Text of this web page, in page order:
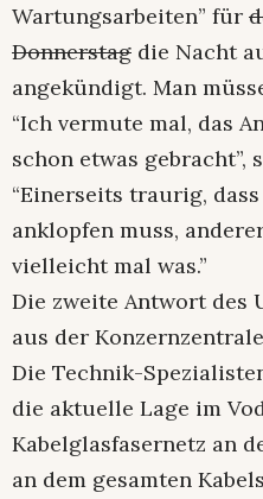
Wartungsarbeiten” für
Donnerstag die Nacht
angekündigt. Man
“Ich vermute mal, das
schon etwas gebracht”,
“Einerseits traurig,
anklopfen muss,
vielleicht mal was.”
Die zweite Antwort des
aus der
Die Technik-
die aktuelle Lage im
Kabelglasfasernetz an
an dem gesamten